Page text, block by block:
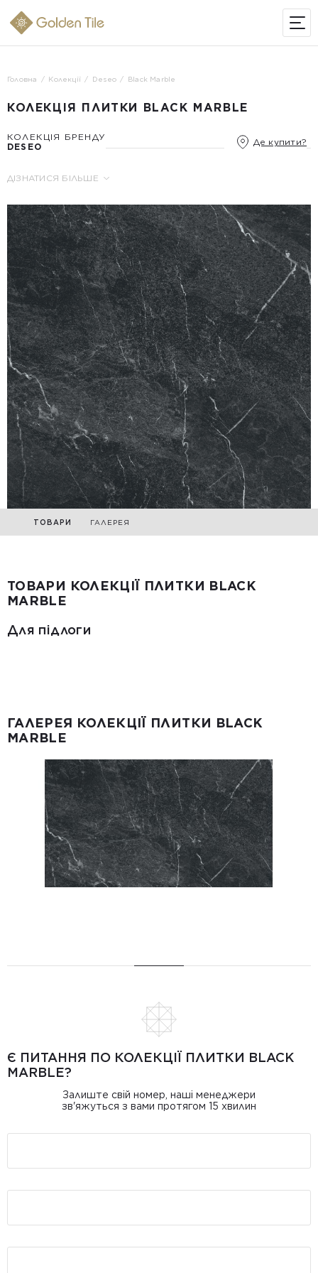
Головна Колекції Deseo Black Marble
КОЛЕКЦІЯ ПЛИТКИ BLACK MARBLE
КОЛЕКЦІЯ БРЕНДУ
DESEO
Де купити?
ДІЗНАТИСЯ БІЛЬШЕ
ТОВАРИ ГАЛЕРЕЯ
ТОВАРИ КОЛЕКЦІЇ ПЛИТКИ BLACK
MARBLE
Для підлоги
ГАЛЕРЕЯ КОЛЕКЦІЇ ПЛИТКИ BLACK
MARBLE
Є ПИТАННЯ ПО КОЛЕКЦІЇ ПЛИТКИ BLACK
MARBLE?
Залиште свій номер, наші менеджери
зв'яжуться з вами протягом 15 хвилин